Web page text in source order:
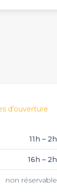
d'ouverture
11h – 2h
16h – 2h
non réservable